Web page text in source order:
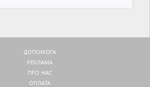
ДОПОМОГА
РЕКЛАМА
ПРО НАС
ОПЛАТА